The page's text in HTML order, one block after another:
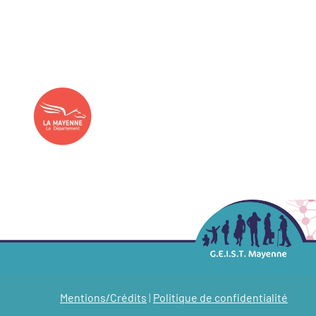
Mentions/Crédits | Politique de confidentialité